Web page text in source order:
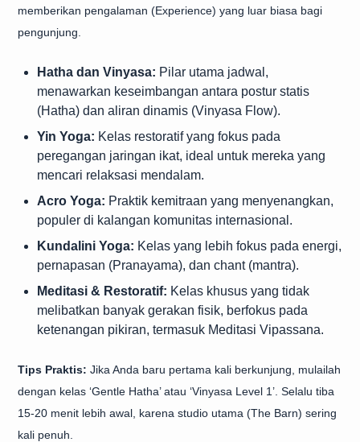
memberikan pengalaman (Experience) yang luar biasa bagi
pengunjung.
Hatha dan Vinyasa: Pilar utama jadwal,
menawarkan keseimbangan antara postur statis
(Hatha) dan aliran dinamis (Vinyasa Flow).
Yin Yoga: Kelas restoratif yang fokus pada
peregangan jaringan ikat, ideal untuk mereka yang
mencari relaksasi mendalam.
Acro Yoga: Praktik kemitraan yang menyenangkan,
populer di kalangan komunitas internasional.
Kundalini Yoga: Kelas yang lebih fokus pada energi,
pernapasan (Pranayama), dan chant (mantra).
Meditasi & Restoratif: Kelas khusus yang tidak
melibatkan banyak gerakan fisik, berfokus pada
ketenangan pikiran, termasuk Meditasi Vipassana.
Tips Praktis: Jika Anda baru pertama kali berkunjung, mulailah
dengan kelas ‘Gentle Hatha’ atau ‘Vinyasa Level 1’. Selalu tiba
15-20 menit lebih awal, karena studio utama (The Barn) sering
kali penuh.